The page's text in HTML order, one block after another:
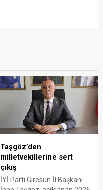
Taşgöz’den
milletvekillerine sert
çıkış
İYİ Parti Giresun İl Başkanı